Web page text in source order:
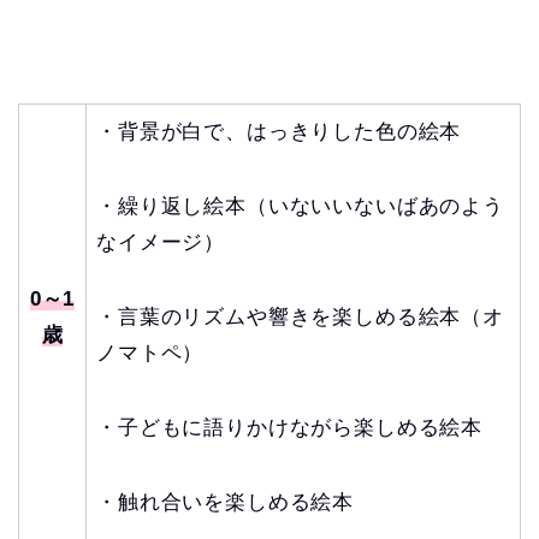
0～1
歳
・背景が白で、はっきりした色の絵本
・繰り返し絵本（いないいないばあのよう
なイメージ）
・言葉のリズムや響きを楽しめる絵本（オ
ノマトペ）
・子どもに語りかけながら楽しめる絵本
・触れ合いを楽しめる絵本